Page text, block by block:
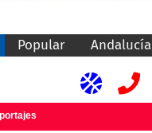
Popular Andalucía